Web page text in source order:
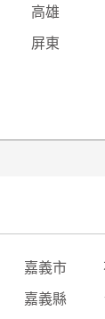
高雄
屏東
嘉義市
嘉義縣